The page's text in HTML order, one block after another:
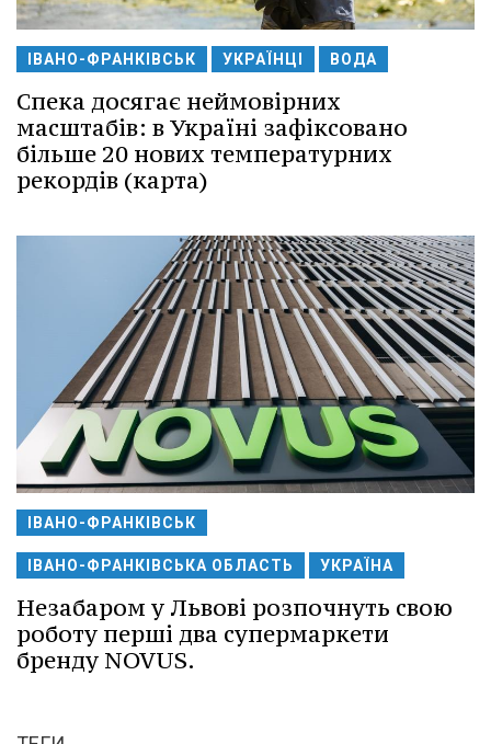
ІВАНО-ФРАНКІВСЬК УКРАЇНЦІ ВОДА
Спека досягає неймовірних
масштабів: в Україні зафіксовано
більше 20 нових температурних
рекордів (карта)
ІВАНО-ФРАНКІВСЬК
ІВАНО-ФРАНКІВСЬКА ОБЛАСТЬ УКРАЇНА
Незабаром у Львові розпочнуть свою
роботу перші два супермаркети
бренду NOVUS.